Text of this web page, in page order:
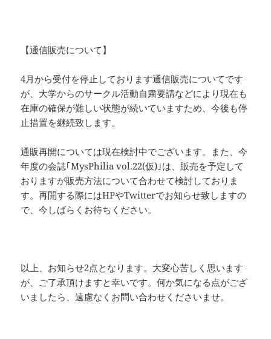
【通信販売について】
4月から受付を停止しております通信販売についてです
が、大学からのサークル活動自粛要請などにより現在も
在庫の確保が難しい状態が続いていますため、今後も停
止措置を継続致します。
通販再開については現在検討中でございます。また、今
年度の会誌｢MysPhilia vol.22(仮)｣は、販売を予定して
おりますが販売方法について合わせて検討しておりま
す。再開する際にはHPやTwitterでお知らせ致しますの
で、今しばらくお待ちください。
以上、お知らせ2点となります。大変心苦しく思います
が、ご了承頂けますと幸いです。何か気になる点がござ
いましたら、遠慮なくお問い合わせくださいませ。